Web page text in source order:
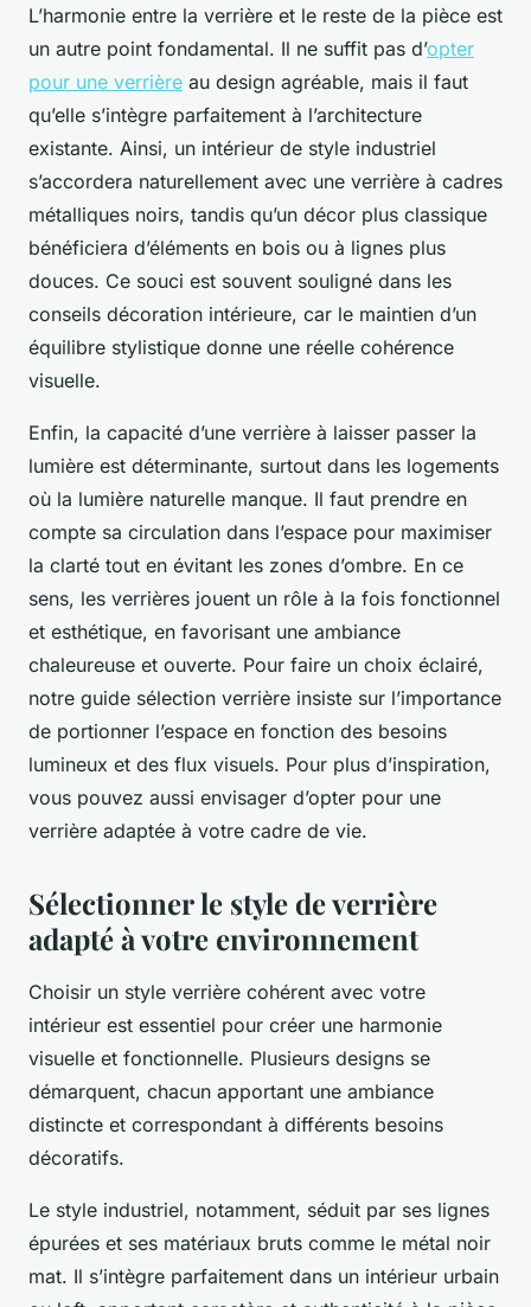
L’harmonie entre la verrière et le reste de la pièce est
un autre point fondamental. Il ne suffit pas d’opter
pour une verrière au design agréable, mais il faut
qu’elle s’intègre parfaitement à l’architecture
existante. Ainsi, un intérieur de style industriel
s’accordera naturellement avec une verrière à cadres
métalliques noirs, tandis qu’un décor plus classique
bénéficiera d’éléments en bois ou à lignes plus
douces. Ce souci est souvent souligné dans les
conseils décoration intérieure, car le maintien d’un
équilibre stylistique donne une réelle cohérence
visuelle.
Enfin, la capacité d’une verrière à laisser passer la
lumière est déterminante, surtout dans les logements
où la lumière naturelle manque. Il faut prendre en
compte sa circulation dans l’espace pour maximiser
la clarté tout en évitant les zones d’ombre. En ce
sens, les verrières jouent un rôle à la fois fonctionnel
et esthétique, en favorisant une ambiance
chaleureuse et ouverte. Pour faire un choix éclairé,
notre guide sélection verrière insiste sur l’importance
de portionner l’espace en fonction des besoins
lumineux et des flux visuels. Pour plus d’inspiration,
vous pouvez aussi envisager d’opter pour une
verrière adaptée à votre cadre de vie.
Sélectionner le style de verrière
adapté à votre environnement
Choisir un style verrière cohérent avec votre
intérieur est essentiel pour créer une harmonie
visuelle et fonctionnelle. Plusieurs designs se
démarquent, chacun apportant une ambiance
distincte et correspondant à différents besoins
décoratifs.
Le style industriel, notamment, séduit par ses lignes
épurées et ses matériaux bruts comme le métal noir
mat. Il s’intègre parfaitement dans un intérieur urbain